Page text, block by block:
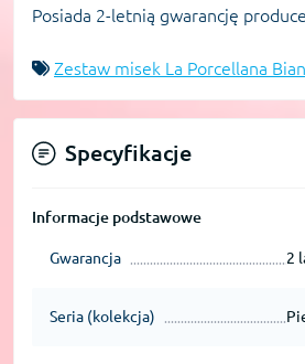
Posiada 2-letnią gwarancję
Zestaw misek La Porcellana
Specyfikacje
Informacje podstawowe
Gwarancja 2
Seria (kolekcja)